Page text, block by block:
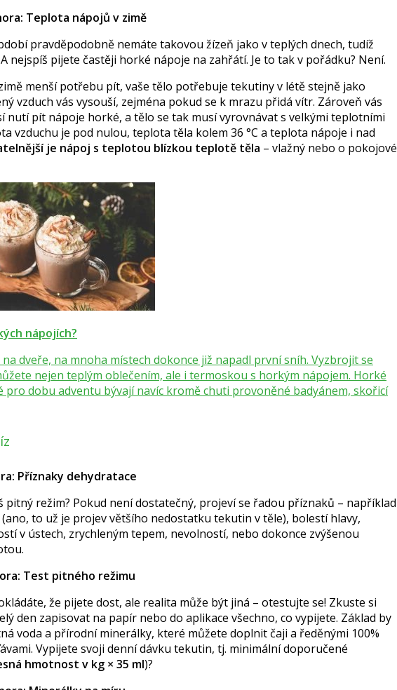
Teplota nápojů v zimě
pravděpodobně nemáte takovou žízeň jako v teplých dnech, tudíž
nejspíš pijete častěji horké nápoje na zahřátí. Je to tak v pořádku? Není.
menší potřebu pít, vaše tělo potřebuje tekutiny v létě stejně jako
vzduch vás vysouší, zejména pokud se k mrazu přidá vítr. Zároveň vás
nutí pít nápoje horké, a tělo se tak musí vyrovnávat s velkými teplotními
vzduchu je pod nulou, teplota těla kolem 36 °C a teplota nápoje i nad
je nápoj s teplotou blízkou teplotě těla – vlažný nebo o pokojové
nápojích?
dveře, na mnoha místech dokonce již napadl první sníh. Vyzbrojit se
nejen teplým oblečením, ale i termoskou s horkým nápojem. Horké
pro dobu adventu bývají navíc kromě chuti provoněné badyánem, skořicí
Příznaky dehydratace
pitný režim? Pokud není dostatečný, projeví se řadou příznaků – například
to už je projev většího nedostatku tekutin v těle), bolestí hlavy,
v ústech, zrychleným tepem, nevolností, nebo dokonce zvýšenou
Test pitného režimu
že pijete dost, ale realita může být jiná – otestujte se! Zkuste si
den zapisovat na papír nebo do aplikace všechno, co vypijete. Základ by
voda a přírodní minerálky, které můžete doplnit čaji a ředěnými 100%
Vypijete svoji denní dávku tekutin, tj. minimální doporučené
hmotnost v kg × 35 ml)?